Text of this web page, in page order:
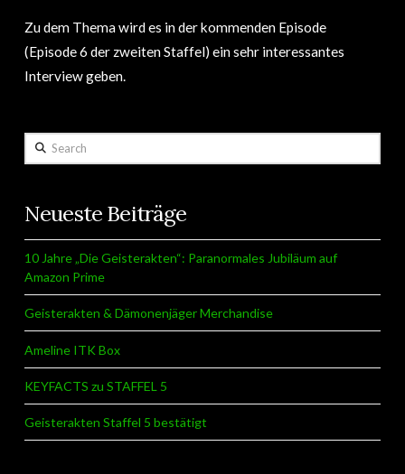
Zu dem Thema wird es in der kommenden Episode
(Episode 6 der zweiten Staffel) ein sehr interessantes
Interview geben.
Search
Neueste Beiträge
10 Jahre „Die Geisterakten“: Paranormales Jubiläum auf
Amazon Prime
Geisterakten & Dämonenjäger Merchandise
Ameline ITK Box
KEYFACTS zu STAFFEL 5
Geisterakten Staffel 5 bestätigt